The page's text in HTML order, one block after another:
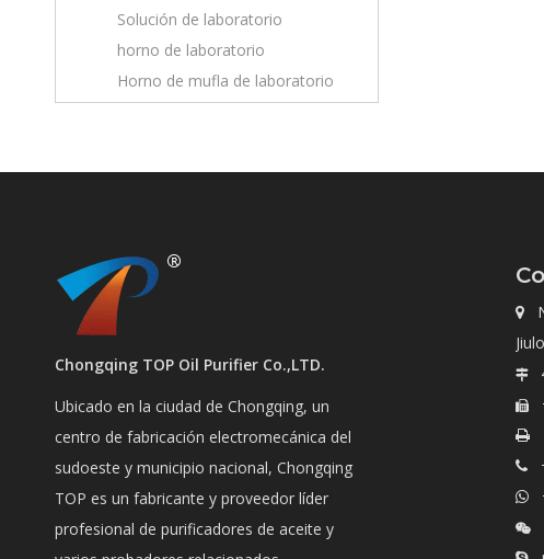
Solución de laboratorio
horno de laboratorio
Horno de mufla de laboratorio
Chongqing TOP Oil Purifier Co.,LTD.
Ubicado en la ciudad de Chongqing, un
centro de fabricación electromecánica del
sudoeste y municipio nacional, Chongqing
TOP es un fabricante y proveedor líder
profesional de purificadores de aceite y






